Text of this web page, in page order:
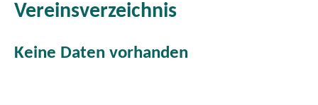
Vereinsverzeichnis
Keine Daten vorhanden